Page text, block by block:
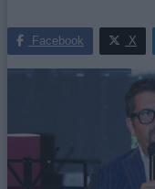
Facebook X